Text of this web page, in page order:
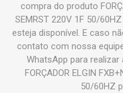
compra do produto
SEMRST 220V 1F 50/
esteja disponível. E caso
contato com nossa
WhatsApp para
FORÇADOR ELGIN
50/60HZ